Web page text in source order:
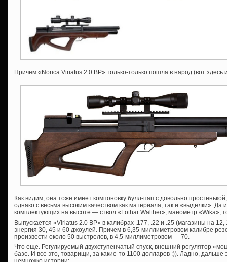
Причем «Norica Viriatus 2.0 BP» только-только пошла в народ (вот
Как видим, она тоже имеет компоновку булл-пап с довольно
однако с весьма высоким качеством как материала, так и «выделки». Да
комплектующих на высоте — ствол «Lothar Walther», манометр «Wika»,
Выпускается «Viriatus 2.0 BP» в калибрах .177, .22 и .25 (магазины на 12,
энергия 30, 45 и 60 джоулей. Причем в 6,35-миллиметровом калибре
произвести около 50 выстрелов, в 4,5-миллиметровом — 70.
Что еще. Регулируемый двухступенчатый спуск, внешний регулятор
базе. И все это, товарищи, за какие-то 1100 долларов :)). Ладно, дальше